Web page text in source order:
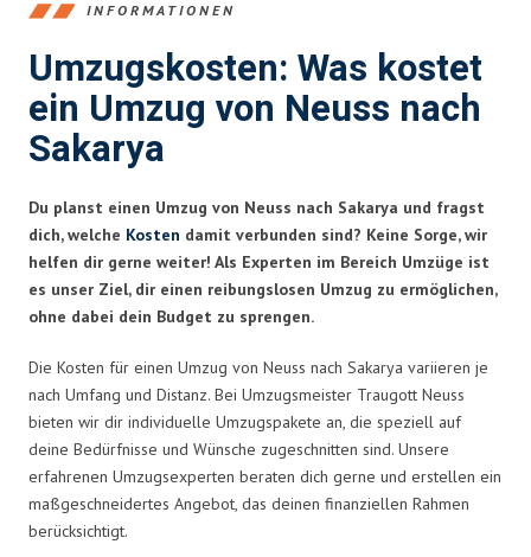
INFORMATIONEN
Umzugskosten: Was kostet
ein Umzug von Neuss nach
Sakarya
Du planst einen Umzug von Neuss nach Sakarya und fragst
dich, welche Kosten damit verbunden sind? Keine Sorge, wir
helfen dir gerne weiter! Als Experten im Bereich Umzüge ist
es unser Ziel, dir einen reibungslosen Umzug zu ermöglichen,
ohne dabei dein Budget zu sprengen.
Die Kosten für einen Umzug von Neuss nach Sakarya variieren je
nach Umfang und Distanz. Bei Umzugsmeister Traugott Neuss
bieten wir dir individuelle Umzugspakete an, die speziell auf
deine Bedürfnisse und Wünsche zugeschnitten sind. Unsere
erfahrenen Umzugsexperten beraten dich gerne und erstellen ein
maßgeschneidertes Angebot, das deinen finanziellen Rahmen
berücksichtigt.